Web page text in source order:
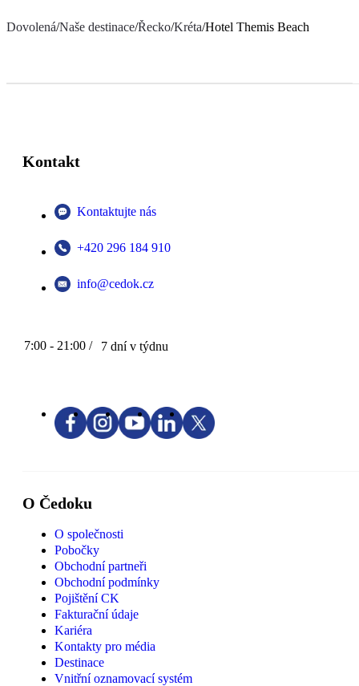
Dovolená/Naše destinace/Řecko/Kréta/Hotel Themis Beach
Kontakt
Kontaktujte nás
+420 296 184 910
info@cedok.cz
7:00 - 21:00 / 7 dní v týdnu
O Čedoku
O společnosti
Pobočky
Obchodní partneři
Obchodní podmínky
Pojištění CK
Fakturační údaje
Kariéra
Kontakty pro média
Destinace
Vnitřní oznamovací systém